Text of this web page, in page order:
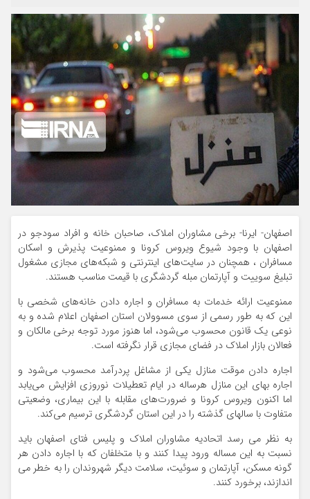
اصفهان- ایرنا- برخی مشاوران املاک، صاحبان خانه‌ و افراد سودجو در
اصفهان با وجود شیوع ویروس کرونا و ممنوعیت پذیرش و اسکان
مسافران ، همچنان در سایت‌های اینترنتی و شبکه‌های مجازی مشغول
تبلیغ سوییت و آپارتمان مبله گردشگری با قیمت مناسب هستند.
ممنوعیت ارائه خدمات به مسافران و اجاره دادن خانه‌های شخصی با
این که به طور رسمی از سوی مسوولان استان اصفهان اعلام شده و به
نوعی یک قانون محسوب می‌شود، اما هنوز مورد توجه برخی مالکان و
فعالان بازار املاک در فضای مجازی قرار نگرفته است.
اجاره دادن موقت منازل یکی از مشاغل پردرآمد محسوب می‌شود و
اجاره بهای این منازل هرساله در ایام تعطیلات نوروزی افزایش می‌یابد
اما اکنون ویروس کرونا و ضرورت‌های مقابله با این بیماری، وضعیتی
متفاوت با سالهای گذشته را در این استان گردشگری ترسیم می‌کند.
به نظر می رسد اتحادیه مشاوران املاک و پلیس فتای اصفهان باید
نسبت به این مساله ورود پیدا کنند و با متخلفان که با اجاره دادن هر
گونه مسکن، آپارتمان و سوئیت، سلامت دیگر شهروندان را به خطر می
اندازند، برخورد کنند.